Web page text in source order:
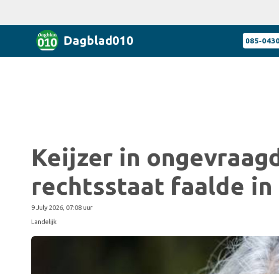
Dagblad010 085-
Keijzer in
rechtsstaat faalde
9 July 2026, 07:08 uur
Landelijk